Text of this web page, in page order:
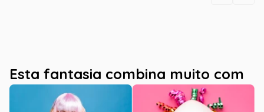
Esta fantasia combina muito com